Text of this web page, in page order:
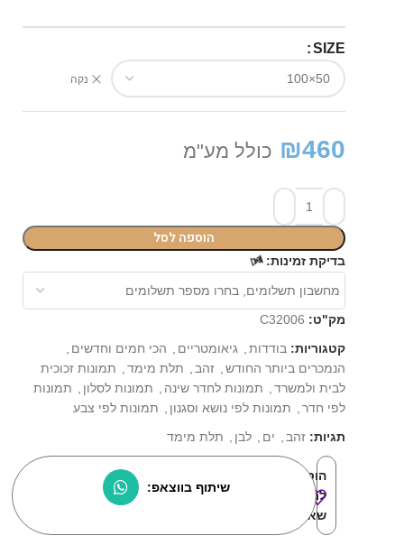
SIZE
נקה
₪460 כולל מע"מ
הוספה לסל
בדיקת זמינות:⏳
מק"ט: C32006
קטגוריות: בודדות, גיאומטריים , הכי חמים וחדשים ,
הנמכרים ביותר החודש, זהב, תלת מימד, תמונות זכוכית
לבית ולמשרד, תמונות לחדר שינה , תמונות לסלון , תמונות
לפי חדר, תמונות לפי נושא וסגנון , תמונות לפי צבע
תגיות: זהב, ים , לבן , תלת מימד
הוסף
למוצרים
שאהבתי:
שיתוף בווצאפ: